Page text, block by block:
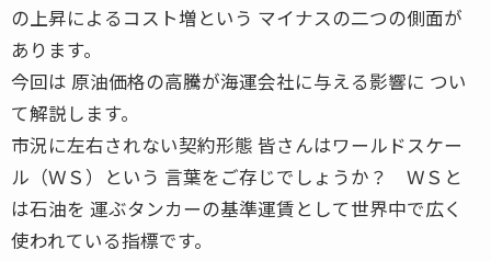
の上昇によるコスト増という マイナスの二つの側面が
あります。
今回は 原油価格の高騰が海運会社に与える影響に つい
て解説します。
市況に左右されない契約形態 皆さんはワールドスケー
ル（ＷＳ）という 言葉をご存じでしょうか？ ＷＳと
は石油を 運ぶタンカーの基準運賃として世界中で広く
使われている指標です。